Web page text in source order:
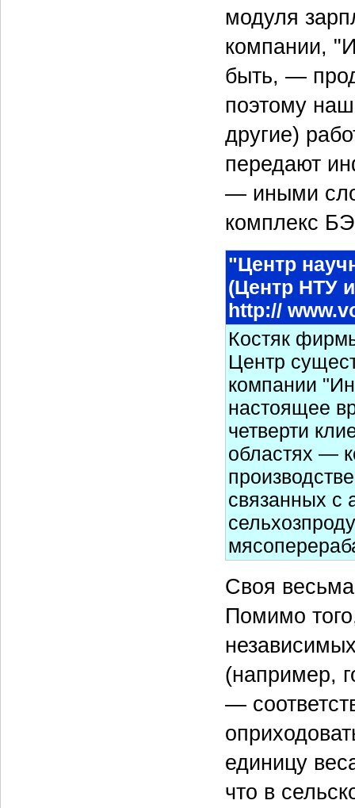
модуля
компании,
быть, —
поэтому
другие)
передают
— иными
комплекс
"Центр
(Центр НТУ
http://
Костяк
Центр
компании
настоящее
четверти
областях —
связанных с
Своя
Помимо
(например,
—
единицу
что в